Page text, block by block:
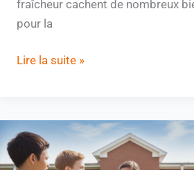
fraîcheur cachent de nombreux
pour la
Lire la suite »
Comment
savoir